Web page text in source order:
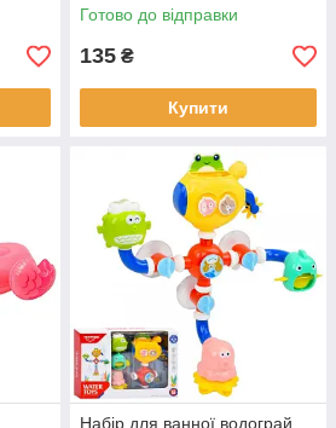
Готово до відправки
135 ₴
Купити
Набір для ванної водограй